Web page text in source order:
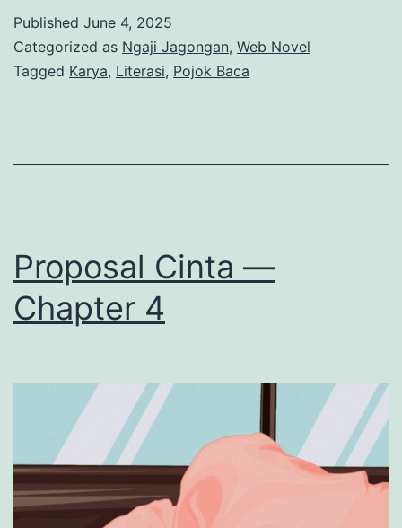
Published June 4, 2025
Categorized as Ngaji Jagongan, Web Novel
Tagged Karya, Literasi, Pojok Baca
Proposal Cinta —
Chapter 4